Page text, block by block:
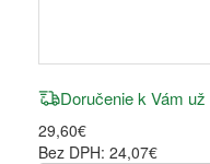
Doručenie k Vám už
29,60€
Bez DPH: 24,07€